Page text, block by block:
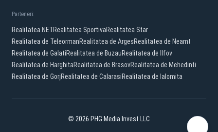
Parteneri:
Realitatea.NETRealitatea SportivaRealitatea Star
Realitatea de TeleormanRealitatea de ArgesRealitatea de Neamt
Realitatea de GalatiRealitatea de BuzauRealitatea de Ilfov
Realitatea de HarghitaRealitatea de BrasovRealitatea de Mehedinti
Realitatea de GorjRealitatea de CalarasiRealitatea de Ialomita
© 2026 PHG Media Invest LLC